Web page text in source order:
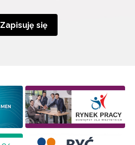
Zapisuję się